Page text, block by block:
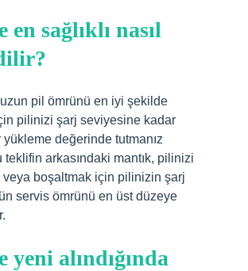
en sağlıklı nasıl
pil ömrünü en iyi şekilde
pilinizi şarj seviyesine kadar
yükleme değerinde tutmanız
teklifin arkasındaki mantık, pilinizi
veya boşaltmak için pilinizin şarj
servis ömrünü en üst düzeye
yeni alındığında